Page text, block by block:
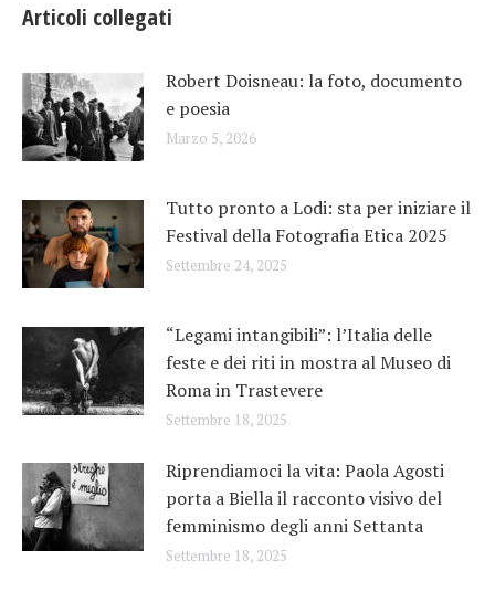
Articoli collegati
Robert Doisneau: la foto, documento
e poesia
Marzo 5, 2026
Tutto pronto a Lodi: sta per iniziare il
Festival della Fotografia Etica 2025
Settembre 24, 2025
“Legami intangibili”: l’Italia delle
feste e dei riti in mostra al Museo di
Roma in Trastevere
Settembre 18, 2025
Riprendiamoci la vita: Paola Agosti
porta a Biella il racconto visivo del
femminismo degli anni Settanta
Settembre 18, 2025